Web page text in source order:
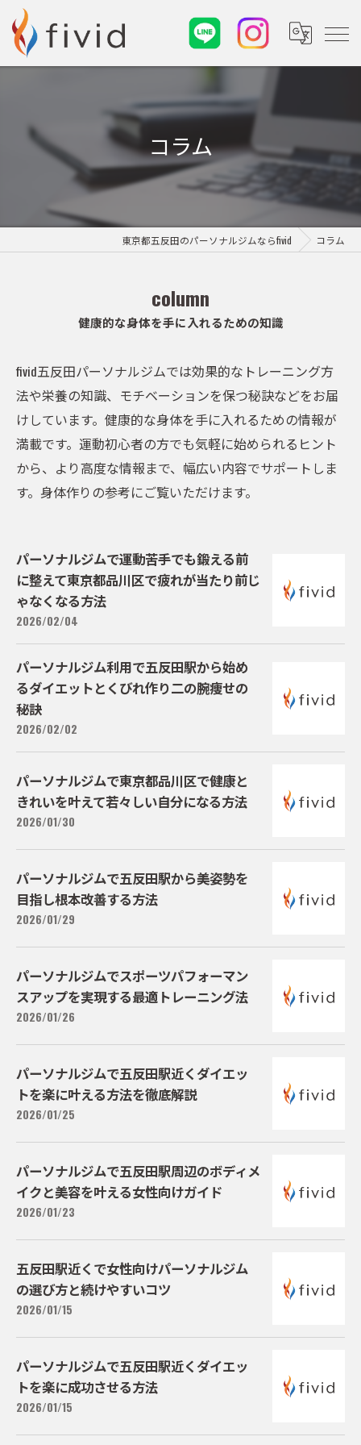
コラム
東京都五反田のパーソナルジムならfivid コラム
column
健康的な身体を手に入れるための知識
fivid五反田パーソナルジムでは効果的なトレーニング方
法や栄養の知識、モチベーションを保つ秘訣などをお届
けしています。健康的な身体を手に入れるための情報が
満載です。運動初心者の方でも気軽に始められるヒント
から、より高度な情報まで、幅広い内容でサポートしま
す。身体作りの参考にご覧いただけます。
パーソナルジムで運動苦手でも鍛える前
に整えて東京都品川区で疲れが当たり前じ
ゃなくなる方法
2026/02/04
パーソナルジム利用で五反田駅から始め
るダイエットとくびれ作り二の腕痩せの
秘訣
2026/02/02
パーソナルジムで東京都品川区で健康と
きれいを叶えて若々しい自分になる方法
2026/01/30
パーソナルジムで五反田駅から美姿勢を
目指し根本改善する方法
2026/01/29
パーソナルジムでスポーツパフォーマン
スアップを実現する最適トレーニング法
2026/01/26
パーソナルジムで五反田駅近くダイエッ
トを楽に叶える方法を徹底解説
2026/01/25
パーソナルジムで五反田駅周辺のボディメ
イクと美容を叶える女性向けガイド
2026/01/23
五反田駅近くで女性向けパーソナルジム
の選び方と続けやすいコツ
2026/01/15
パーソナルジムで五反田駅近くダイエッ
トを楽に成功させる方法
2026/01/15